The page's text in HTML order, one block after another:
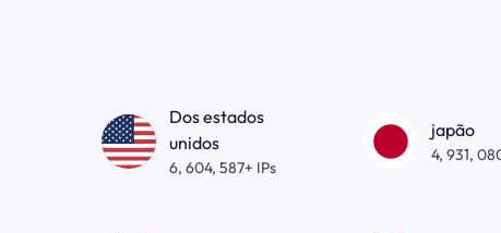
Dos estados
unidos
6, 604, 587+ IPs
japão
4, 931,